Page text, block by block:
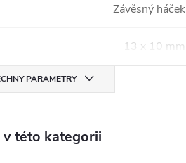
Závěsný háček
13 x 10 mm
PARAMETRY
této kategorii